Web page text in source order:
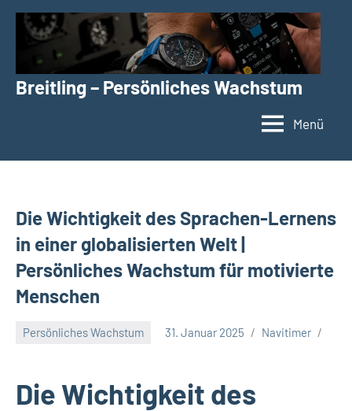
Zum
Inhalt
Breitling – Persönliches Wachstum
Menü
Die Wichtigkeit des Sprachen-Lernens
in einer globalisierten Welt |
Persönliches Wachstum für motivierte
Menschen
Persönliches Wachstum 31. Januar 2025 Navitimer
Die Wichtigkeit des